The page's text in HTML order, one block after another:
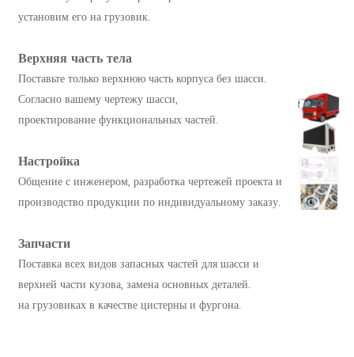
установим его на грузовик.
Верхняя часть тела
Поставьте только верхнюю часть корпуса без шасси.
Согласно вашему чертежу шасси,
проектирование функциональных частей.
Настройка
Общение с инженером, разработка чертежей проекта и
производство продукции по индивидуальному заказу.
Запчасти
Поставка всех видов запасных частей для шасси и
верхней части кузова, замена основных деталей.
на грузовиках в качестве цистерны и фургона.